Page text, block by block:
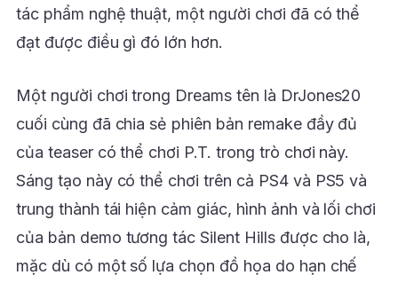
tác phẩm nghệ thuật, một người chơi đã có thể
đạt được điều gì đó lớn hơn.
Một người chơi trong Dreams tên là DrJones20
cuối cùng đã chia sẻ phiên bản remake đầy đủ
của teaser có thể chơi P.T. trong trò chơi này.
Sáng tạo này có thể chơi trên cả PS4 và PS5 và
trung thành tái hiện cảm giác, hình ảnh và lối chơi
của bản demo tương tác Silent Hills được cho là,
mặc dù có một số lựa chọn đồ họa do hạn chế